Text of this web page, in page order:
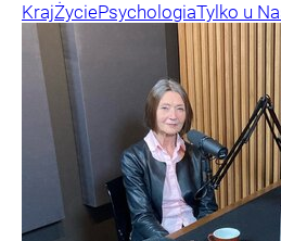
KrajŻyciePsychologiaTylko u